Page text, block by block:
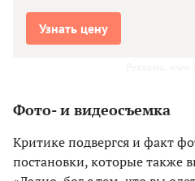
Узнать цену
Фото- и видеосъемка
Критике подвергся и факт
постановки, которые также